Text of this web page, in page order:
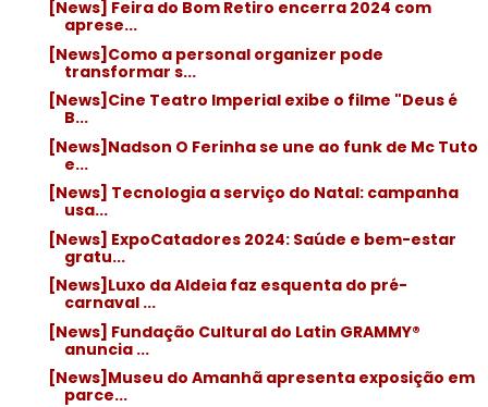
[News] Feira do Bom Retiro encerra 2024 com
aprese...
[News]Como a personal organizer pode
transformar s...
[News]Cine Teatro Imperial exibe o filme "Deus é
B...
[News]Nadson O Ferinha se une ao funk de Mc Tuto
e...
[News] Tecnologia a serviço do Natal: campanha
usa...
[News] ExpoCatadores 2024: Saúde e bem-estar
gratu...
[News]Luxo da Aldeia faz esquenta do pré-
carnaval ...
[News] Fundação Cultural do Latin GRAMMY®
anuncia ...
[News]Museu do Amanhã apresenta exposição em
parce...